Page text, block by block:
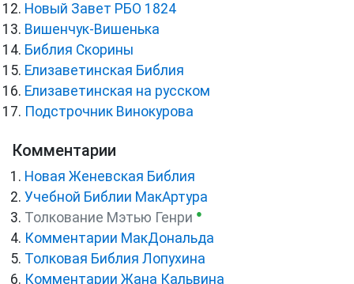
Новый Завет РБО 1824
Вишенчук-Вишенька
Библия Скорины
Елизаветинская Библия
Елизаветинская на русском
Подстрочник Винокурова
Комментарии
Новая Женевская Библия
Учебной Библии МакАртура
Толкование Мэтью Генри ●
Комментарии МакДональда
Толковая Библия Лопухина
Комментарии Жана Кальвина